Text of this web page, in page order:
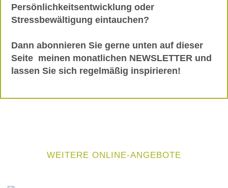
Persönlichkeitsentwicklung oder
Stressbewältigung eintauchen?
Dann abonnieren Sie gerne unten auf dieser
Seite meinen monatlichen NEWSLETTER und
lassen Sie sich regelmäßig inspirieren!
WEITERE ONLINE-ANGEBOTE